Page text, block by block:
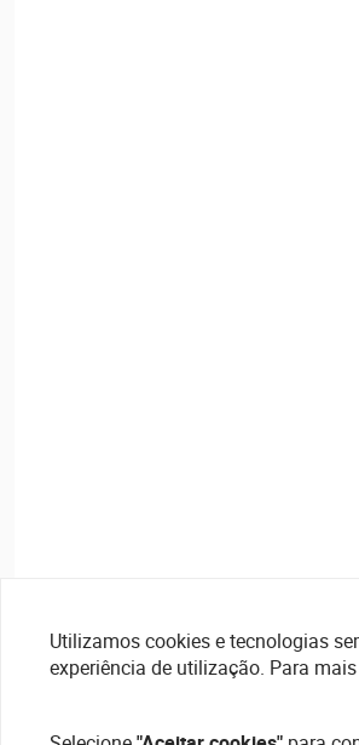
Utilizamos cookies e tecnologias
experiência de utilização. Para